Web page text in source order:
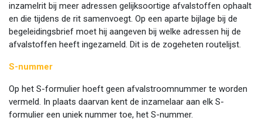
inzamelrit bij meer adressen gelijksoortige afvalstoffen ophaalt
en die tijdens de rit samenvoegt. Op een aparte bijlage bij de
begeleidingsbrief moet hij aangeven bij welke adressen hij de
afvalstoffen heeft ingezameld. Dit is de zogeheten routelijst.
S-nummer
Op het S-formulier hoeft geen afvalstroomnummer te worden
vermeld. In plaats daarvan kent de inzamelaar aan elk S-
formulier een uniek nummer toe, het S-nummer.